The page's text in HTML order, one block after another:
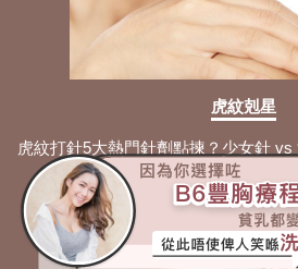
虎紋剋星
虎紋打針5大熱門針劑點揀？少女針
盲目填坑，又貴又